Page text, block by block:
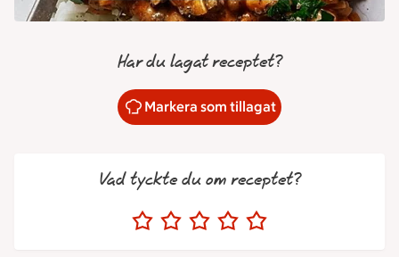
Har du lagat receptet?
Markera som tillagat
Vad tyckte du om receptet?